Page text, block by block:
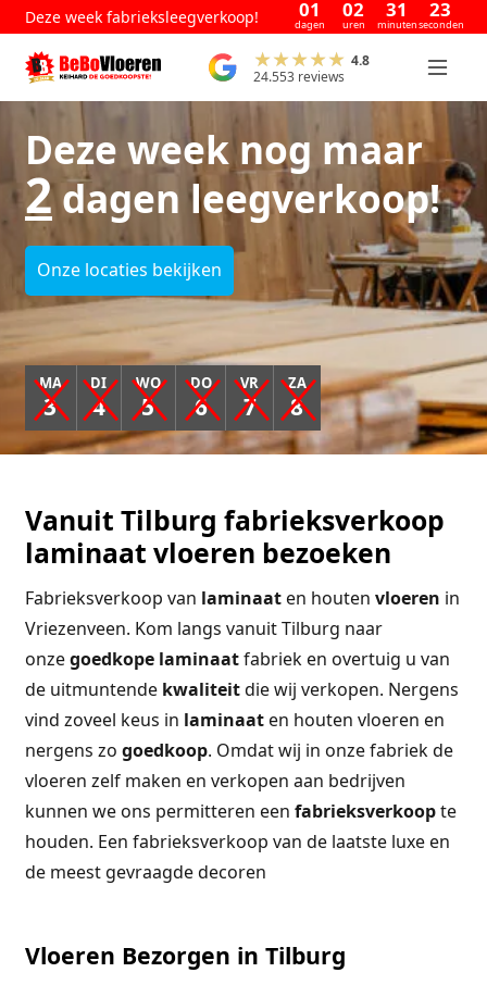
Deze week fabrieksleegverkoop! 01
dagen
02
uren
31
minuten
22
seconden
4.8
24.553 reviews
Deze week nog maar
2dagen leegverkoop!
Onze locaties bekijken
MA
3
DI
4
WO
5
DO
6
VR
7
ZA
8
Vanuit Tilburg fabrieksverkoop
laminaat vloeren bezoeken
Fabrieksverkoop van laminaaten houten vloeren in
Vriezenveen. Kom langs vanuit Tilburg naar
onzegoedkope laminaatfabriek en overtuig u van
de uitmuntende kwaliteitdie wij verkopen. Nergens
vind zoveel keus in laminaaten houten vloeren en
nergens zo goedkoop. Omdat wij in onze fabriek de
vloeren zelf maken en verkopen aan bedrijven
kunnen we ons permitteren een fabrieksverkoopte
houden. Een fabrieksverkoop van de laatste luxe en
de meest gevraagde decoren
Vloeren Bezorgen in Tilburg